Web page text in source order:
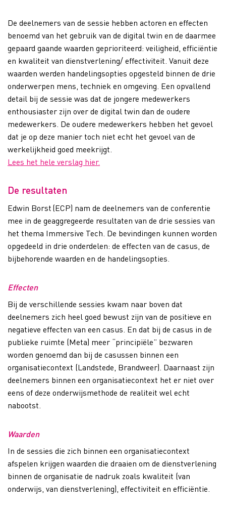
De deelnemers van de sessie hebben actoren en effecten
benoemd van het gebruik van de digital twin en de daarmee
gepaard gaande waarden geprioriteerd: veiligheid, efficiëntie
en kwaliteit van dienstverlening/ effectiviteit. Vanuit deze
waarden werden handelingsopties opgesteld binnen de drie
onderwerpen mens, techniek en omgeving. Een opvallend
detail bij de sessie was dat de jongere medewerkers
enthousiaster zijn over de digital twin dan de oudere
medewerkers. De oudere medewerkers hebben het gevoel
dat je op deze manier toch niet echt het gevoel van de
werkelijkheid goed meekrijgt.
Lees het hele verslag hier.
De resultaten
Edwin Borst (ECP) nam de deelnemers van de conferentie
mee in de geaggregeerde resultaten van de drie sessies van
het thema Immersive Tech. De bevindingen kunnen worden
opgedeeld in drie onderdelen: de effecten van de casus, de
bijbehorende waarden en de handelingsopties.
Effecten
Bij de verschillende sessies kwam naar boven dat
deelnemers zich heel goed bewust zijn van de positieve en
negatieve effecten​ van een casus. En dat bij de casus in de
publieke ruimte (Meta) meer “principiële” bezwaren
worden genoemd dan bij de casussen binnen een
organisatiecontext (Landstede, Brandweer)​. Daarnaast zijn
deelnemers binnen een organisatiecontext het er niet over
eens of deze onderwijsmethode de realiteit wel echt
nabootst​.
Waarden
In de sessies die zich binnen een organisatiecontext
afspelen krijgen waarden die draaien om de dienstverlening
binnen de organisatie de nadruk zoals kwaliteit (van
onderwijs, van dienstverlening)​, effectiviteit​ en efficiëntie.